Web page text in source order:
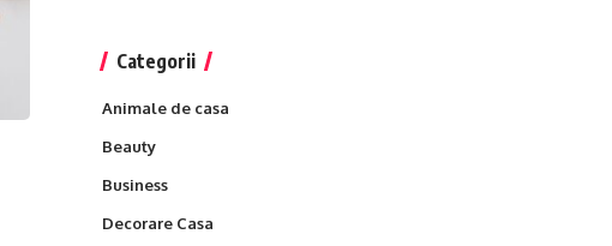
Categorii
Animale de casa
Beauty
Business
Decorare Casa